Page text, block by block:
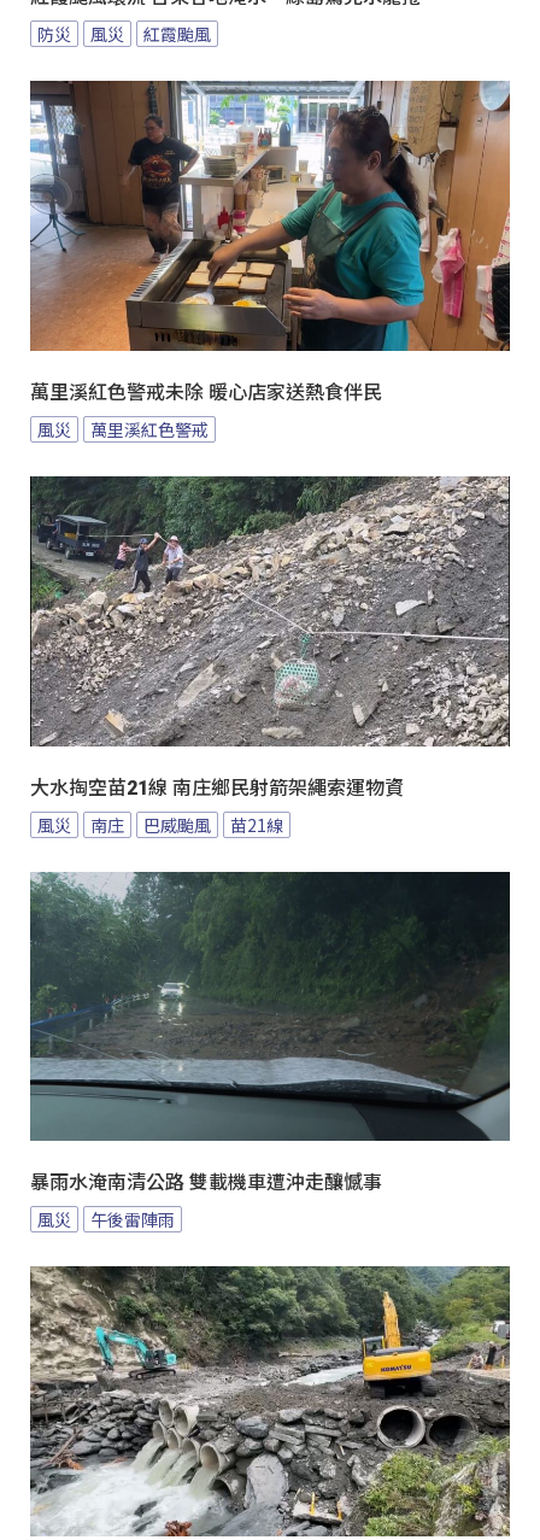
防災 風災 紅霞颱風
萬里溪紅色警戒未除 暖心店家送熱食伴民
風災 萬里溪紅色警戒
大水掏空苗21線 南庄鄉民射箭架繩索運物資
風災 南庄 巴威颱風 苗21線
暴雨水淹南清公路 雙載機車遭沖走釀憾事
風災 午後雷陣雨